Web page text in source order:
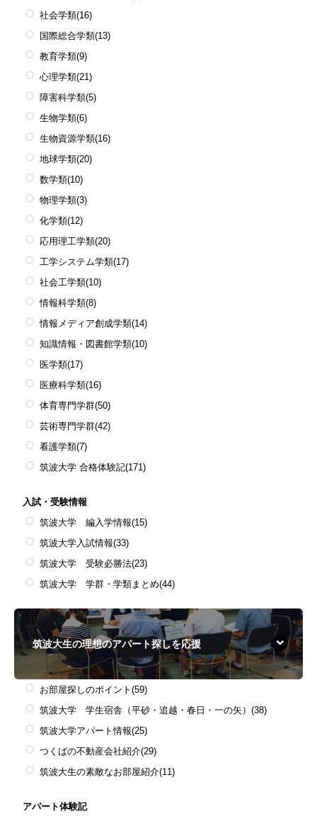
社会学類(16)
国際総合学類(13)
教育学類(9)
心理学類(21)
障害科学類(5)
生物学類(6)
生物資源学類(16)
地球学類(20)
数学類(10)
物理学類(3)
化学類(12)
応用理工学類(20)
工学システム学類(17)
社会工学類(10)
情報科学類(8)
情報メディア創成学類(14)
知識情報・図書館学類(10)
医学類(17)
医療科学類(16)
体育専門学群(50)
芸術専門学群(42)
看護学類(7)
筑波大学 合格体験記(171)
入試・受験情報
筑波大学 編入学情報(15)
筑波大学入試情報(33)
筑波大学 受験必勝法(23)
筑波大学 学群・学類まとめ(44)
筑波大生の理想のアパート探しを応援
お部屋探しのポイント (59)
筑波大学 学生宿舎（平砂・追越・春日・一の矢） (38)
筑波大学アパート情報(25)
つくばの不動産会社紹介(29)
筑波大生の素敵なお部屋紹介(11)
アパート体験記